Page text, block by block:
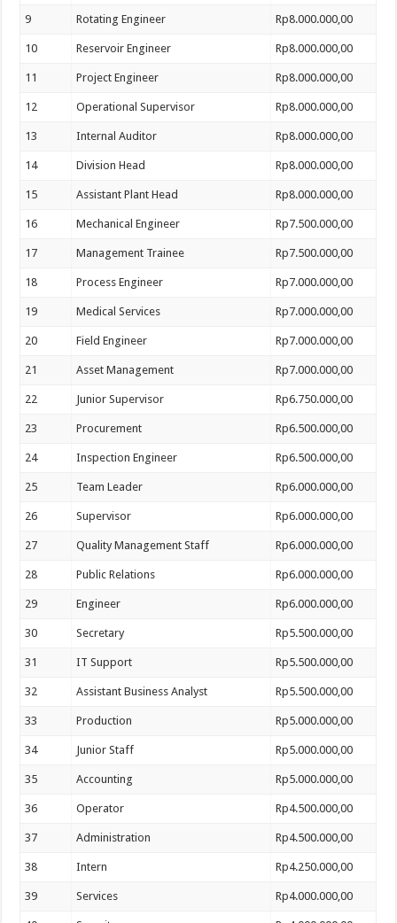
9 Rotating Engineer Rp8.000.000,00
10 Reservoir Engineer Rp8.000.000,00
11 Project Engineer Rp8.000.000,00
12 Operational Supervisor Rp8.000.000,00
13 Internal Auditor Rp8.000.000,00
14 Division Head Rp8.000.000,00
15 Assistant Plant Head Rp8.000.000,00
16 Mechanical Engineer Rp7.500.000,00
17 Management Trainee Rp7.500.000,00
18 Process Engineer Rp7.000.000,00
19 Medical Services Rp7.000.000,00
20 Field Engineer Rp7.000.000,00
21 Asset Management Rp7.000.000,00
22 Junior Supervisor Rp6.750.000,00
23 Procurement Rp6.500.000,00
24 Inspection Engineer Rp6.500.000,00
25 Team Leader Rp6.000.000,00
26 Supervisor Rp6.000.000,00
27 Quality Management Staff Rp6.000.000,00
28 Public Relations Rp6.000.000,00
29 Engineer Rp6.000.000,00
30 Secretary Rp5.500.000,00
31 IT Support Rp5.500.000,00
32 Assistant Business Analyst Rp5.500.000,00
33 Production Rp5.000.000,00
34 Junior Staff Rp5.000.000,00
35 Accounting Rp5.000.000,00
36 Operator Rp4.500.000,00
37 Administration Rp4.500.000,00
38 Intern Rp4.250.000,00
39 Services Rp4.000.000,00